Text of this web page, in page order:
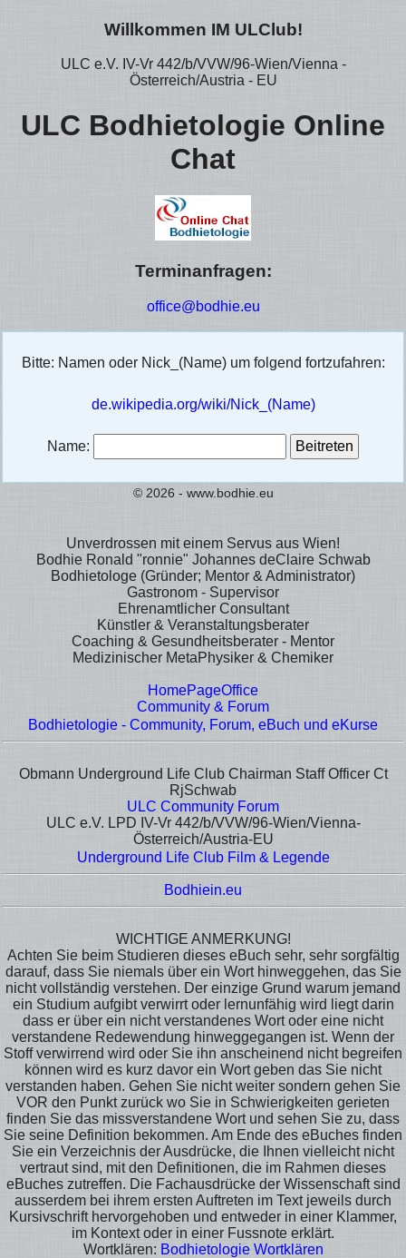
Willkommen IM ULClub!
ULC e.V. IV-Vr 442/b/VVW/96-Wien/Vienna -
Österreich/Austria - EU
ULC Bodhietologie Online
Chat
Terminanfragen:
office@bodhie.eu
Bitte: Namen oder Nick_(Name) um folgend fortzufahren:
de.wikipedia.org/wiki/Nick_(Name)
Name:
© 2026 - www.bodhie.eu
Unverdrossen mit einem Servus aus Wien!
Bodhie Ronald "ronnie" Johannes deClaire Schwab
Bodhietologe (Gründer; Mentor & Administrator)
Gastronom - Supervisor
Ehrenamtlicher Consultant
Künstler & Veranstaltungsberater
Coaching & Gesundheitsberater - Mentor
Medizinischer MetaPhysiker & Chemiker
HomePageOffice
Community & Forum
Bodhietologie - Community, Forum, eBuch und eKurse
Obmann Underground Life Club Chairman Staff Officer Ct
RjSchwab
ULC Community Forum
ULC e.V. LPD IV-Vr 442/b/VVW/96-Wien/Vienna-
Österreich/Austria-EU
Underground Life Club Film & Legende
Bodhiein.eu
WICHTIGE ANMERKUNG!
Achten Sie beim Studieren dieses eBuch sehr, sehr sorgfältig
darauf, dass Sie niemals über ein Wort hinweggehen, das Sie
nicht vollständig verstehen. Der einzige Grund warum jemand
ein Studium aufgibt verwirrt oder lernunfähig wird liegt darin
dass er über ein nicht verstandenes Wort oder eine nicht
verstandene Redewendung hinweggegangen ist. Wenn der
Stoff verwirrend wird oder Sie ihn anscheinend nicht begreifen
können wird es kurz davor ein Wort geben das Sie nicht
verstanden haben. Gehen Sie nicht weiter sondern gehen Sie
VOR den Punkt zurück wo Sie in Schwierigkeiten gerieten
finden Sie das missverstandene Wort und sehen Sie zu, dass
Sie seine Definition bekommen. Am Ende des eBuches finden
Sie ein Verzeichnis der Ausdrücke, die Ihnen vielleicht nicht
vertraut sind, mit den Definitionen, die im Rahmen dieses
eBuches zutreffen. Die Fachausdrücke der Wissenschaft sind
ausserdem bei ihrem ersten Auftreten im Text jeweils durch
Kursivschrift hervorgehoben und entweder in einer Klammer,
im Kontext oder in einer Fussnote erklärt.
Wortklären: Bodhietologie Wortklären